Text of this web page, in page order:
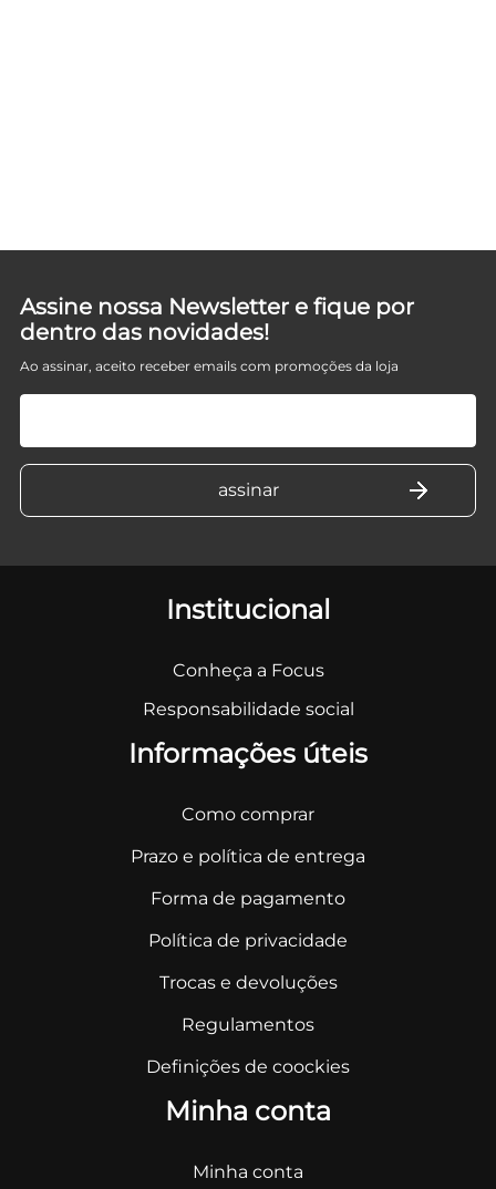
Assine nossa Newsletter e fique por
dentro das novidades!
Ao assinar, aceito receber emails com promoções da loja
Institucional
Conheça a Focus
Responsabilidade social
Informações úteis
Como comprar
Prazo e política de entrega
Forma de pagamento
Política de privacidade
Trocas e devoluções
Regulamentos
Definições de coockies
Minha conta
Minha conta